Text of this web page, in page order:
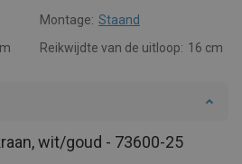
Montage: Staand
Reikwijdte van de uitloop: 16 cm
wit/goud - 73600-25